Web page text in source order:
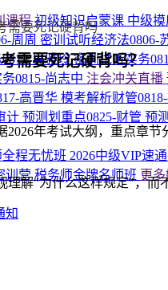
课程初级知识启蒙课 中级
周周 密训试听经济法0806-
吴雅玲密训试听实务
0815-尚志中 注会冲关直播
高晋华 模考解析财管
计 预测划重点0825-财管 预
全程无忧班 2026中级VIP速
训营税务师金牌名师班 更
知
需要死记硬背吗？
年考试大纲，重点章
理解"为什么这样规定"，